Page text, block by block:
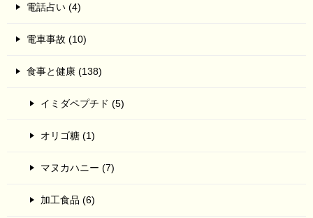
電話占い (4)
電車事故 (10)
食事と健康 (138)
イミダペプチド (5)
オリゴ糖 (1)
マヌカハニー (7)
加工食品 (6)